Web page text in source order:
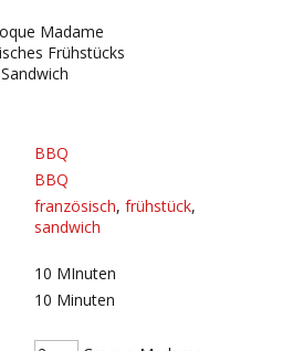
BBQ
BBQ
französisch, frühstück,
sandwich
10 MInuten
10 Minuten